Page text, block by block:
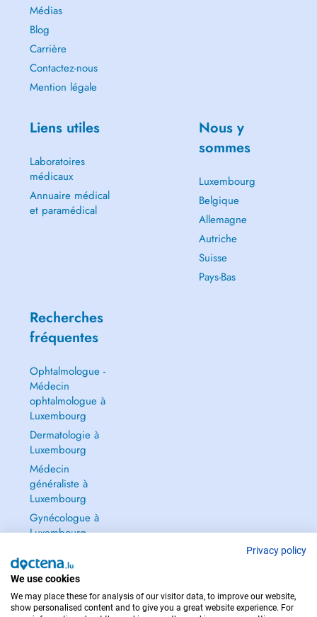
Médias
Blog
Carrière
Contactez-nous
Mention légale
Liens utiles
Laboratoires
médicaux
Annuaire médical
et paramédical
Nous y
sommes
Luxembourg
Belgique
Allemagne
Autriche
Suisse
Pays-Bas
Recherches
fréquentes
Ophtalmologue -
Médecin
ophtalmologue à
Luxembourg
Dermatologie à
Luxembourg
Médecin
généraliste à
Luxembourg
Gynécologue à
Luxembourg
Privacy policy
We use cookies
We may place these for analysis of our visitor data, to improve our website,
show personalised content and to give you a great website experience. For